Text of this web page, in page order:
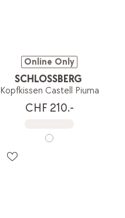
Online Only
SCHLOSSBERG
Kopfkissen Castell Piuma
CHF 210.-